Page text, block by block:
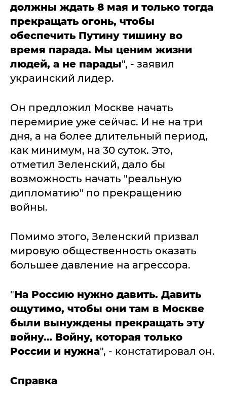
должны ждать 8 мая и только тогда
прекращать огонь, чтобы
обеспечить Путину тишину во
время парада. Мы ценим жизни
людей, а не парады", - заявил
украинский лидер.
Он предложил Москве начать
перемирие уже сейчас. И не на три
дня, а на более длительный период,
как минимум, на 30 суток. Это,
отметил Зеленский, дало бы
возможность начать "реальную
дипломатию" по прекращению
войны.
Помимо этого, Зеленский призвал
мировую общественность оказать
большее давление на агрессора.
"На Россию нужно давить. Давить
ощутимо, чтобы они там в Москве
были вынуждены прекращать эту
войну… Войну, которая только
России и нужна", - констатировал он.
Справка